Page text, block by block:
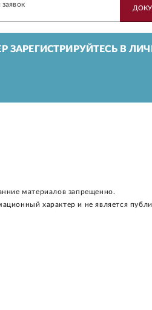
В
материалов запрещенно.
характер и не является